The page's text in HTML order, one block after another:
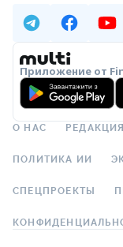
Приложение от
О НАС РЕДАКЦИЯ
ПОЛИТИКА ИИ
СПЕЦПРОЕКТЫ